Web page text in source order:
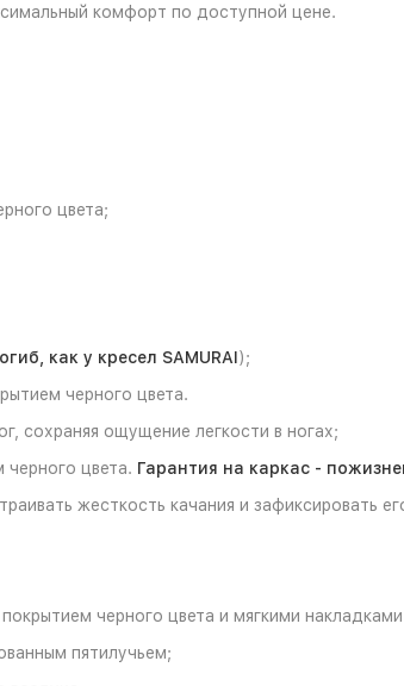
комфорт по доступной цене.
цвета;
как у кресел SAMURAI);
черного цвета.
сохраняя ощущение легкости в ногах;
цвета. Гарантия на каркас -
жесткость качания и зафиксировать
черного цвета и мягкими
пятилучьем;